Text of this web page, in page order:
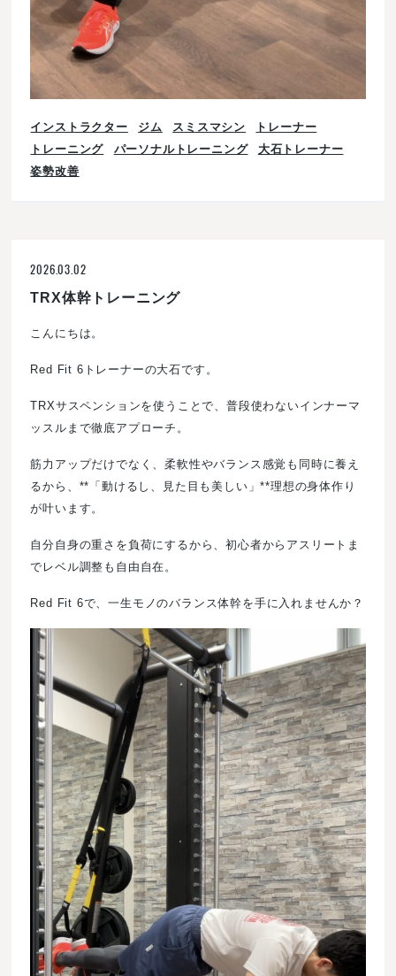
インストラクター ジム スミスマシン
トレーナー
トレーニング
パーソナルトレーニング
大石トレーナー
姿勢改善
2026.03.02
TRX体幹トレーニング
こんにちは。
Red Fit 6トレーナーの大石です。
TRXサスペンションを使うことで、普段使わないインナーマ
ッスルまで徹底アプローチ。
筋力アップだけでなく、柔軟性やバランス感覚も同時に養え
るから、**「動けるし、見た目も美しい」**理想の身体作り
が叶います。
自分自身の重さを負荷にするから、初心者からアスリートま
でレベル調整も自由自在。
Red Fit 6で、一生モノのバランス体幹を手に入れませんか？